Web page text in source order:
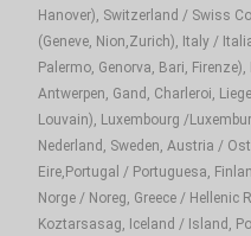
Hanover), Switzerland / Swiss
(Geneve, Nion,Zurich), Italy /
Palermo, Genorva, Bari,
Antwerpen, Gand, Charleroi,
Louvain), Luxembourg /
Nederland, Sweden, Austria /
Eire,Portugal / Portuguesa,
Norge / Noreg, Greece / Hellenic
Koztarsasag, Iceland / Island,